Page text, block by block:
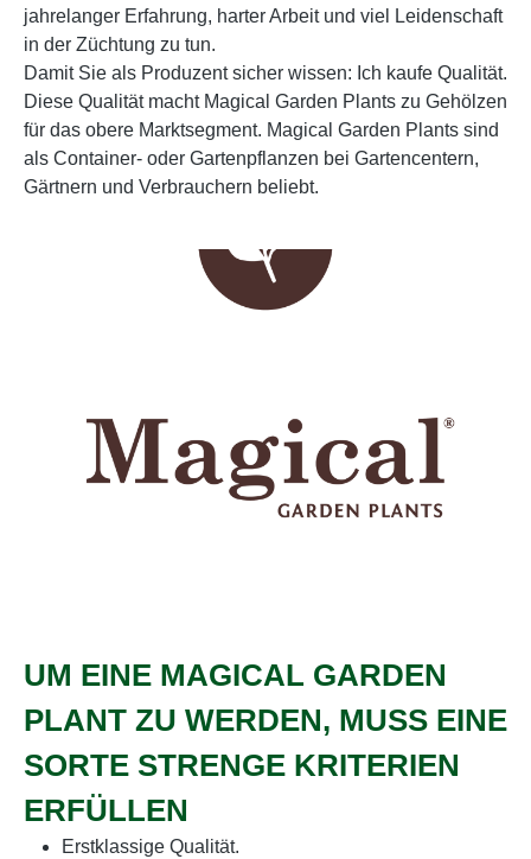
jahrelanger Erfahrung, harter Arbeit und viel Leidenschaft
in der Züchtung zu tun.
Damit Sie als Produzent sicher wissen: Ich kaufe Qualität.
Diese Qualität macht Magical Garden Plants zu Gehölzen
für das obere Marktsegment. Magical Garden Plants sind
als Container- oder Gartenpflanzen bei Gartencentern,
Gärtnern und Verbrauchern beliebt.
UM EINE MAGICAL GARDEN
PLANT ZU WERDEN, MUSS EINE
SORTE STRENGE KRITERIEN
ERFÜLLEN
Erstklassige Qualität.